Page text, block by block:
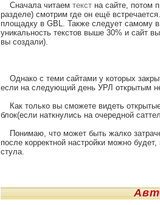
Сначала читаем текст на сайте, потом
разделе) смотрим где он ещё
площадку в GBL. Также следует самому
уникальность текстов выше 30% и сайт
вы создали).
Однако с теми сайтами у которых
если на следующий день УРЛ открытым
Как только вы сможете видеть
блок(если наткнулись на очередной
Понимаю, что может быть жалко
после корректной настройки можно
стула.